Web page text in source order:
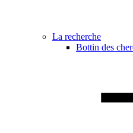
La recherche
Bottin des